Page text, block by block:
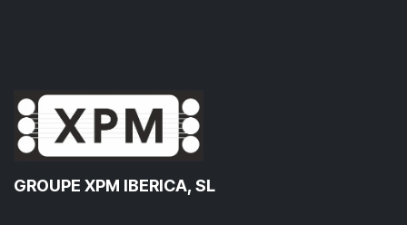
GROUPE XPM IBERICA, SL